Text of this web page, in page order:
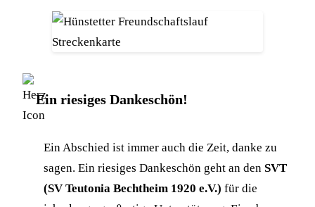
Ein riesiges Dankeschön!
Ein Abschied ist immer auch die Zeit, danke zu
sagen. Ein riesiges Dankeschön geht an den SVT
(SV Teutonia Bechtheim 1920 e.V.) für die